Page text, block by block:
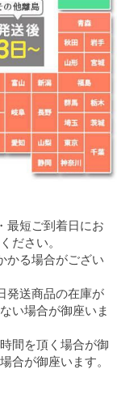
最短ご到着日にお
ださい。
かる場合がござい
発送商品の在庫が
い場合が御座いま
間を頂く場合が御
合が御座います。